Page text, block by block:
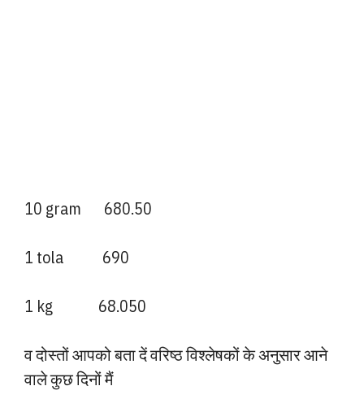
10 gram 680.50
1 tola 690
1 kg 68.050
व दोस्तों आपको बता दें वरिष्ठ विश्लेषकों के अनुसार आने
वाले कुछ दिनों मैं